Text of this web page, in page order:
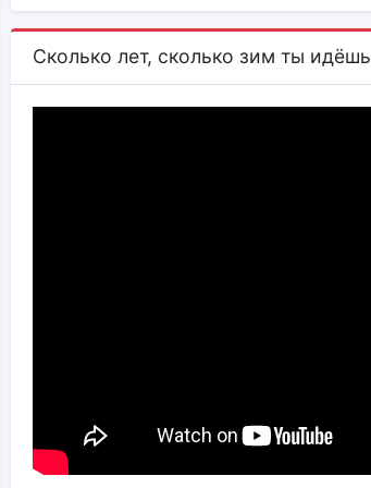
Сколько лет, сколько зим ты идёшь